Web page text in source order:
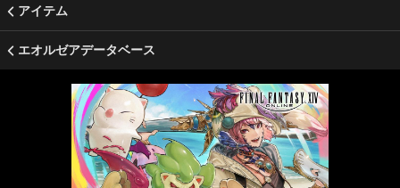
アイテム
エオルゼアデータベース